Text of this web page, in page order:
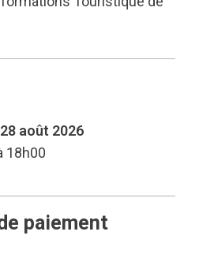
août 2026
18h00
paiement